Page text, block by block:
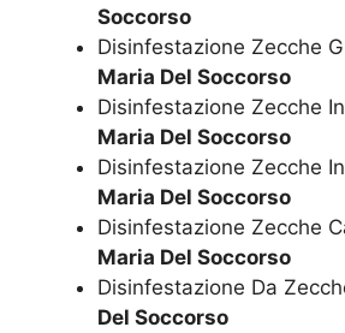
Soccorso
Disinfestazione Zecche
Maria Del Soccorso
Disinfestazione Zecche
Maria Del Soccorso
Disinfestazione Zecche
Maria Del Soccorso
Disinfestazione Zecche
Maria Del Soccorso
Disinfestazione Da
Del Soccorso